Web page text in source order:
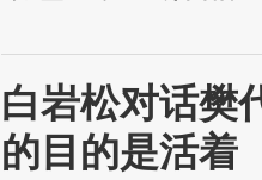
白岩松对话樊
的目的是活着